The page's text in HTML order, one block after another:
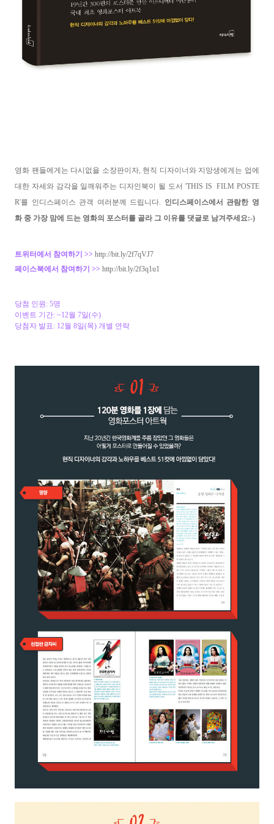
영화 팬들에게는 다시없을 소장판이자, 현직 디자이너와 지망생에게는 업에
대한 자세와 감각을 일깨워주는 디자인북이 될 도서 'THIS IS FILM POSTE
R'를 인디스페이스 관객 여러분께 드립니다. 인디스페이스에서 관람한 영
화 중 가장 맘에 드는 영화의 포스터를 골라 그 이유를 댓글로 남겨주세요:-)
트위터에서 참여하기 >> http://bit.ly/2f7qVJ7
페이스북에서 참여하기 >> http://bit.ly/2f3q1u1
당첨 인원: 5명
이벤트 기간: ~12월 7일(수)
당첨자 발표: 12월 8일(목) 개별 연락